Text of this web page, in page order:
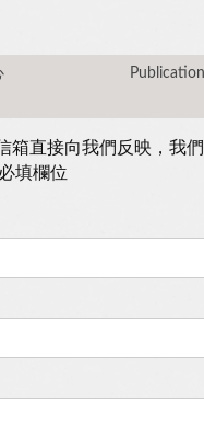
箱直接向我們反映，我
填欄位